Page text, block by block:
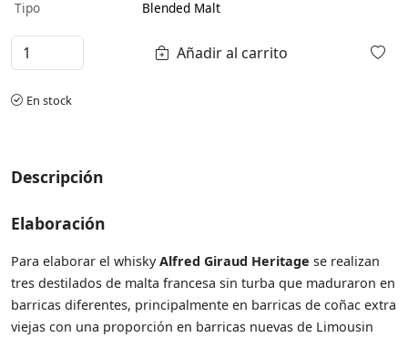
Tipo
Blended Malt
Añadir al carrito
En stock
Descripción
Elaboración
Para elaborar el whiskyAlfred Giraud Heritage se realizan
tres destilados de malta francesa sin turba que maduraron en
barricas diferentes, principalmente en barricas de coñac extra
viejas con una proporción en barricas nuevas de Limousin